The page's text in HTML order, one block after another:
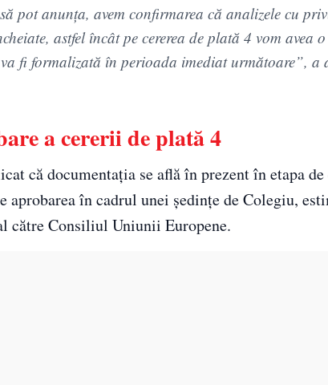
să pot anunţa, avem confirmarea că analizele cu
astfel încât pe cererea de plată 4 vom avea
fi formalizată în perioada imediat următoare”,
a cererii de plată 4
că documentația se află în prezent în etapa
aprobarea în cadrul unei ședințe de Colegiu,
către Consiliul Uniunii Europene.